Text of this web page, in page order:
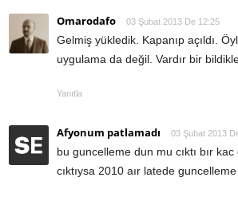
Omarodafo 03 Şubat 2013 De 12:25
Gelmiş yükledik. Kapanıp açıldı.
uygulama da değil. Vardır bir
Yanıtla
Afyonum patlamadı 03 Şubat 2013
bu guncelleme dun mu cıktı bır
cıktıysa 2010 aır latede